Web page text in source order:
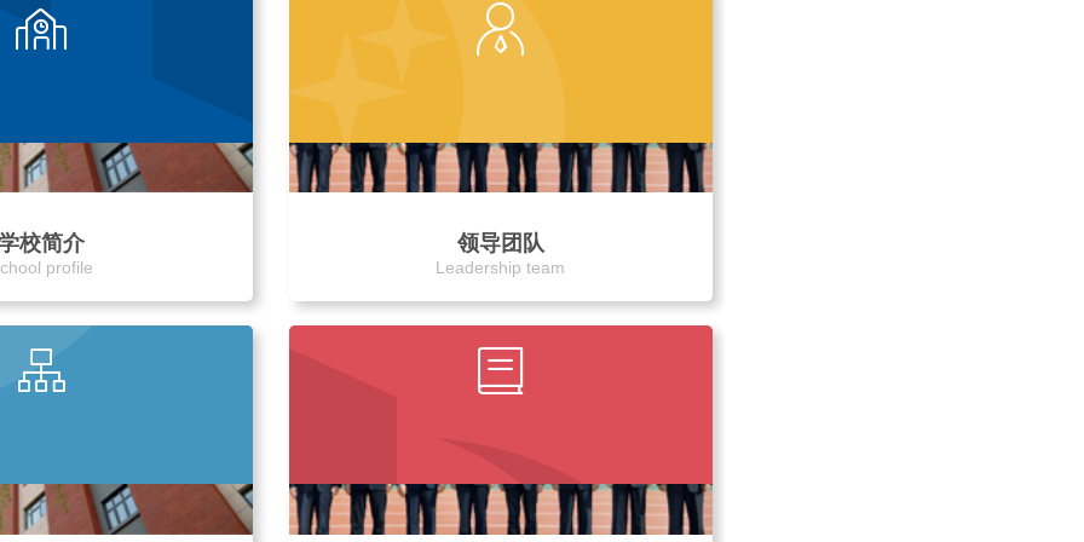
校简介
profile
领导团队
Leadership team